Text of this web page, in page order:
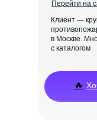
Клиент —
в Москве.
с каталогом
🔥
Перейти на